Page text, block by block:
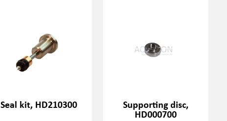
Seal kit, HD210300 Supporting disc,
HD000700